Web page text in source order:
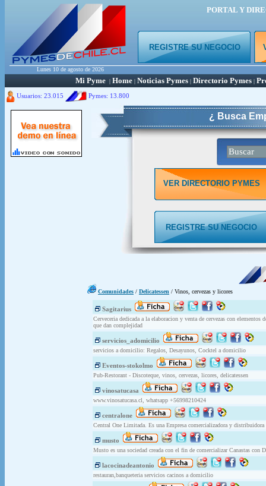
PORTAL Y
REGISTRE SU NEGOCIO
Lunes 10 de agosto de 2026
Mi Pyme | Home | Noticias Pymes | Directorio Pymes |
Usuarios: 23.015 Pymes: 13.800
¿ Busca
VER DIRECTORIO PYMES
REGISTRE SU NEGOCIO
Comunidades / Delicatessen / Vinos, cervezas y licores
Sagitarius
Cerveceria dedicada a la elaboracion y venta de cervezas con
que dan complejidad
servicios_adomicilio
servicios a domicilio: Regalos, Desayunos, Cocktel a domicilio
Eventos-stokolmo
Pub-Restorant - Discoteque, vinos, cervezas, licores, delicatessen
vinosatucasa
www.vinosatucasa.cl, whatsapp +56998210424
centralone
Central One Limitada. Es una Empresa comercializadora y distribuidora
musto
Musto es una sociedad creada con el fin de comercializar Canastas
lacocinadeantonio
restauran,banqueteria servicios cacinos a domicilio